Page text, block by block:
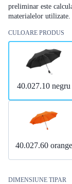
preliminar este
materialelor utilizate.
CULOARE PRODUS
40.027.10 negru
40.027.60 orange
DIMENSIUNE TIPAR